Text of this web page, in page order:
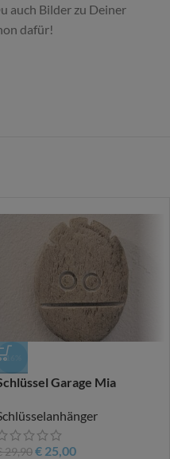
auch Bilder zu Deiner
dafür!
-16%
Garage Mia
29,90€ 25,00